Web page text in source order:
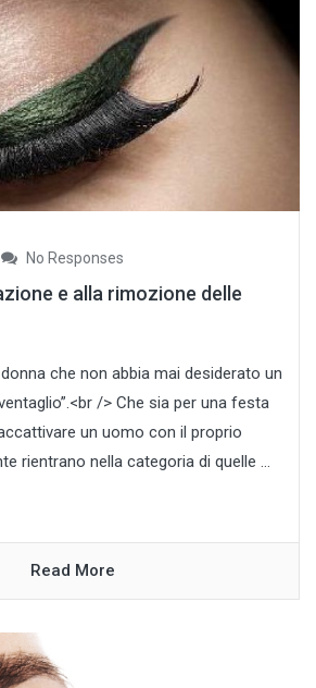
No Responses
e alla rimozione delle
che non abbia mai desiderato un
/> Che sia per una festa
un uomo con il proprio
rientrano nella categoria di quelle …
Read More